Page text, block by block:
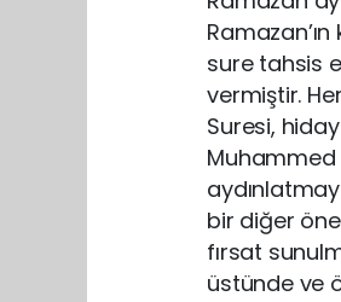
sure tahsis
vermiştir.
Suresi,
Muhammed
bir diğer
fırsat
üstünde ve